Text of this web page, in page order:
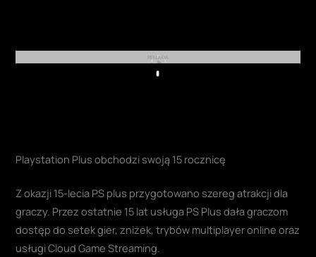
REKLAMA
Play
Playstation Plus obchodzi swoją 15 rocznicę
Z okazji 15-lecia PS plus przygotowano szereg atrakcji dla
graczy. Przez ostatnie 15 lat usługa PS Plus dała graczom
dostęp do setek gier, zniżek, trybów multiplayer online oraz
usługi Cloud Game Streaming.